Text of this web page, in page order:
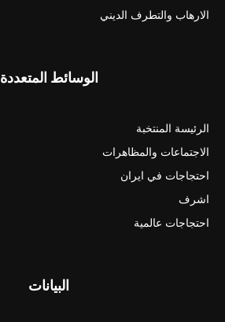
الارهاب والتطرف الديني
الوسائط المتعددة
الرئيسة المنتخبة
الاجتماعات والمظاهرات
احتجاجات في ايران
اشرف
احتجاجات عالمية
البيانات